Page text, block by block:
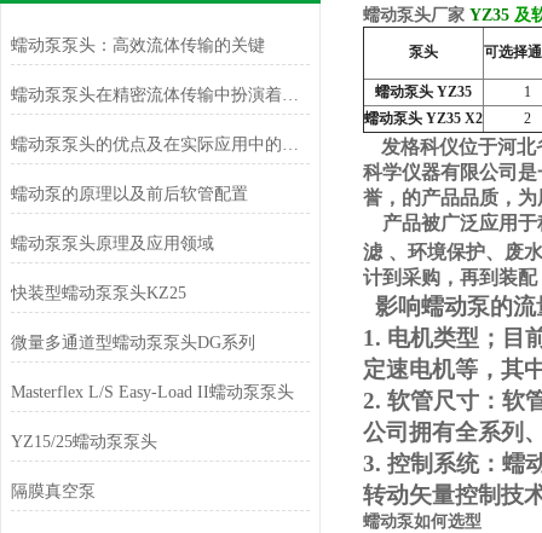
蠕动泵泵头：高效流体传输的关键
蠕动泵泵头在精密流体传输中扮演着重要角色
蠕动泵泵头的优点及在实际应用中的表现
蠕动泵的原理以及前后软管配置
蠕动泵泵头原理及应用领域
快装型蠕动泵泵头KZ25
微量多通道型蠕动泵泵头DG系列
Masterflex L/S Easy-Load II蠕动泵泵头
YZ15/25蠕动泵泵头
隔膜真空泵
蠕动泵头厂家 YZ35 及
泵头 可选择
蠕动泵头 YZ35
1
蠕动泵头 YZ35 X2 2
发格科仪位于河北
科学仪器有限公司
誉，的产品品质，
产品被广泛应用于
滤 、环境保护、废
计到采购，再到装
影响蠕动泵的
1. 电机类型；目
定速电机等，其
2. 软管尺寸：软
公司拥有全系列
3. 控制系统：蠕
转动矢量控制技
蠕动泵如何选型